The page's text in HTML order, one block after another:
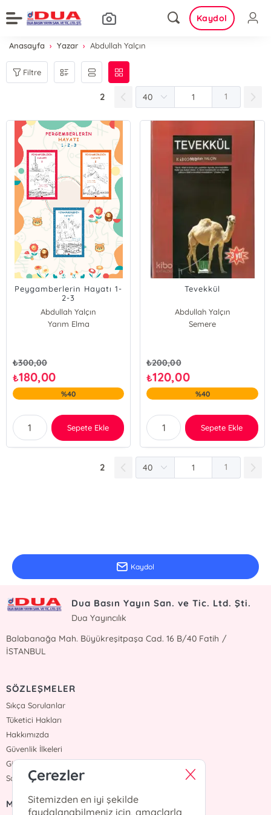
Kaydol
Anasayfa Yazar Abdullah Yalçın
Filtre
2 1
Peygamberlerin Hayatı 1-
2-3
Abdullah Yalçın
Hasan Kutulman
Yarım Elma
₺300,00
₺180,00
%40
Sepete Ekle
Tevekkül
Abdullah Yalçın
Semere
₺200,00
₺120,00
%40
Sepete Ekle
2 1
Kaydol
Dua Basın Yayın San. ve Tic. Ltd. Şti.
Dua Yayıncılık
Balabanağa Mah. Büyükreşitpaşa Cad. 16 B/40 Fatih /
İSTANBUL
SÖZLEŞMELER
Sıkça Sorulanlar
Tüketici Hakları
Hakkımızda
Güvenlik İlkeleri
Gizlilik İlkesi
Satış Sözleşmesi
MENÜ
Çerezler
Sitemizden en iyi şekilde
faydalanabilmeniz için, amaçlarla